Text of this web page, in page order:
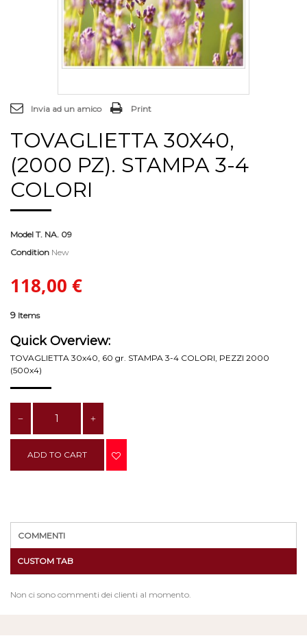
Invia ad un amico Print
TOVAGLIETTA 30X40,
(2000 PZ). STAMPA 3-4
COLORI
Model T. NA. 09
Condition New
118,00 €
9 Items
Quick Overview:
TOVAGLIETTA 30x40, 60 gr. STAMPA 3-4 COLORI, PEZZI 2000
(500x4)
ADD TO CART
COMMENTI
CUSTOM TAB
Non ci sono commenti dei clienti al momento.